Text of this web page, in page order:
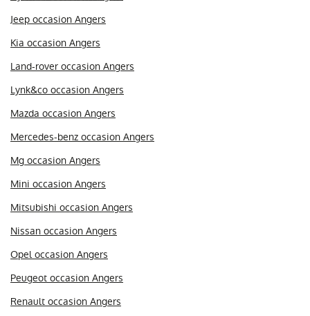
Jeep occasion Angers
Kia occasion Angers
Land-rover occasion Angers
Lynk&co occasion Angers
Mazda occasion Angers
Mercedes-benz occasion Angers
Mg occasion Angers
Mini occasion Angers
Mitsubishi occasion Angers
Nissan occasion Angers
Opel occasion Angers
Peugeot occasion Angers
Renault occasion Angers